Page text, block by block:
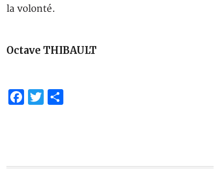
la volonté.
Octave THIBAULT
Facebook
Twitter